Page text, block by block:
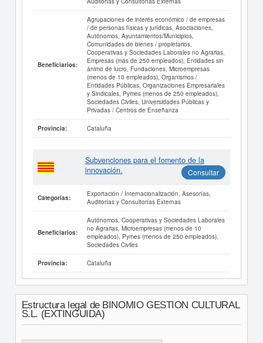
Beneficiarios:
Agrupaciones de interés económico / de empresas
/ de personas físicas y jurídicas, Asociaciones,
Autónomos, Ayuntamientos/Municipios,
Comunidades de bienes / propietarios,
Cooperativas y Sociedades Laborales no Agrarias,
Empresas (más de 250 empleados), Entidades sin
ánimo de lucro, Fundaciones, Microempresas
(menos de 10 empleados), Organismos /
Entidades Públicas, Organizaciones Empresariales
y Sindicales, Pymes (menos de 250 empleados),
Sociedades Civiles, Universidades Públicas y
Privadas / Centros de Enseñanza
Provincia: Cataluña
Subvenciones para el fomento de la
innovación.
Consultar
Categorías:
Exportación / Internacionalización, Asesorías,
Auditorías y Consultorías Externas
Beneficiarios:
Autónomos, Cooperativas y Sociedades Laborales
no Agrarias, Microempresas (menos de 10
empleados), Pymes (menos de 250 empleados),
Sociedades Civiles
Provincia: Cataluña
Estructura legal de BINOMIO GESTION CULTURAL
S.L. (EXTINGUIDA)